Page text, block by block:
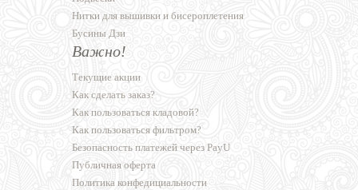
Нитки для вышивки и бисероплетения
Бусины Дзи
Важно!
Текущие акции
Как сделать заказ?
Как пользоваться кладовой?
Как пользоваться фильтром?
Безопасность платежей через PayU
Публичная оферта
Политика конфедициальности